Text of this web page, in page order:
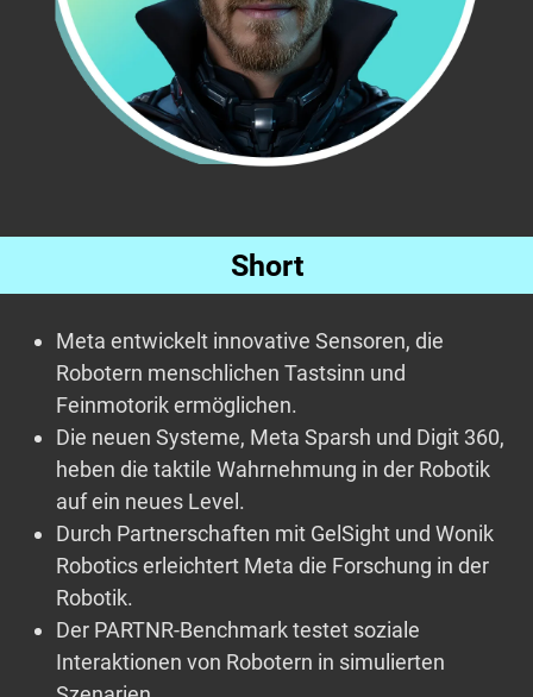
Short
Meta entwickelt innovative Sensoren, die
Robotern menschlichen Tastsinn und
Feinmotorik ermöglichen.
Die neuen Systeme, Meta Sparsh und Digit 360,
heben die taktile Wahrnehmung in der Robotik
auf ein neues Level.
Durch Partnerschaften mit GelSight und Wonik
Robotics erleichtert Meta die Forschung in der
Robotik.
Der PARTNR-Benchmark testet soziale
Interaktionen von Robotern in simulierten